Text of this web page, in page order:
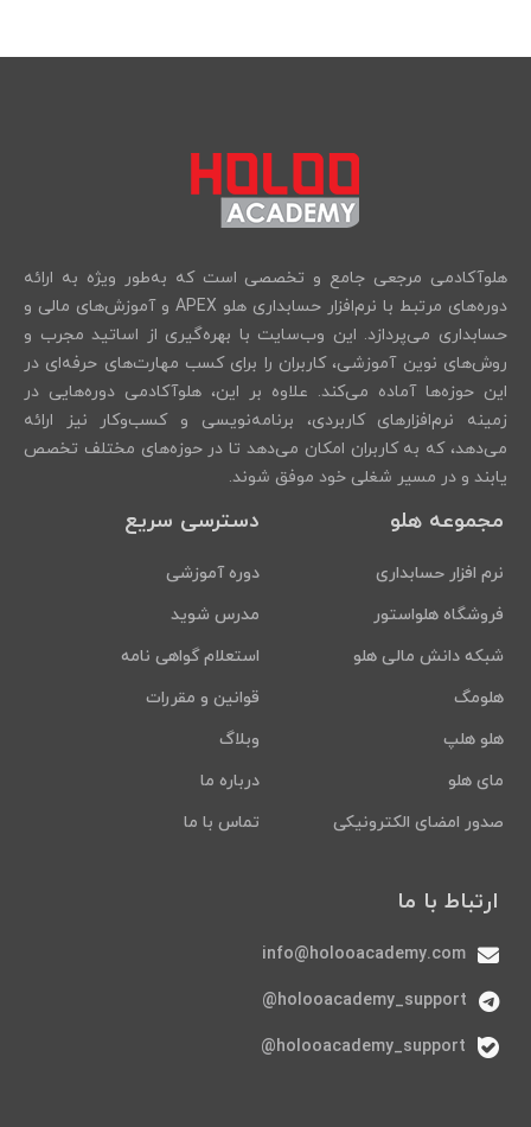
هلوآکادمی مرجعی جامع و تخصصی است که به‌طور ویژه به ارائه
دوره‌های مرتبط با نرم‌افزار حسابداری هلو APEX و آموزش‌های مالی و
حسابداری می‌پردازد. این وب‌سایت با بهره‌گیری از اساتید مجرب و
روش‌های نوین آموزشی، کاربران را برای کسب مهارت‌های حرفه‌ای در
این حوزه‌ها آماده می‌کند. علاوه بر این، هلوآکادمی دوره‌هایی در
زمینه نرم‌افزارهای کاربردی، برنامه‌نویسی و کسب‌وکار نیز ارائه
می‌دهد، که به کاربران امکان می‌دهد تا در حوزه‌های مختلف تخصص
یابند و در مسیر شغلی خود موفق شوند.
مجموعه هلو
نرم افزار حسابداری
فروشگاه هلواستور
شبکه دانش مالی هلو
هلومگ
هلو هلپ
مای هلو
صدور امضای الکترونیکی
دسترسی سریع
دوره آموزشی
مدرس شوید
استعلام گواهی نامه
قوانین و مقررات
وبلاگ
درباره ما
تماس با ما
ارتباط با ما
info@holooacademy.com
holooacademy_support@
holooacademy_support@